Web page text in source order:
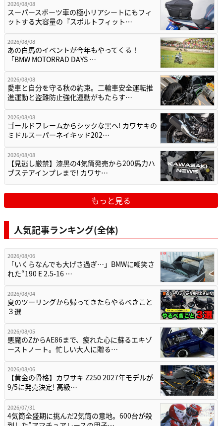
2026/08/08
スーパースポーツ車の極小リアシートにもフィ
ットする大容量の『スポルトフィット…
2026/08/08
あの白馬のイベントが今年もやってくる！
「BMW MOTORRAD DAYS …
2026/08/08
愛車と自分を守る秋の約束。二輪車安全運転推
進運動と盗難防止強化運動がもたらす…
2026/08/08
ゴールドフレームからシックな黒へ! カワサキの
ミドルスーパーネイキッド202…
2026/08/08
【見逃し厳禁】漆黒の4気筒発売から200馬力ハ
ブステアインプレまで! カワサ…
もっと見る
人気記事ランキング(全体)
2026/08/06
「いくらなんでも大げさ過ぎ…」BMWに嘲笑さ
れた“190 E 2.5-16 …
2026/08/04
夏のツーリングから帰ってきたらやるべきこと
３選
2026/08/05
悪魔のZからAE86まで、疲れた心に蘇るエキゾ
ーストノート。忙しい大人に贈る…
2026/08/06
【黄金の骨格】カワサキ Z250 2027年モデルが
9/5に発売決定! 高級…
2026/07/31
4気筒全盛期に挑んだ2気筒の意地。600台が殺